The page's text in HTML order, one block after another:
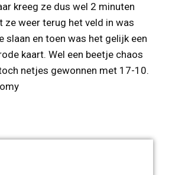
kreeg ze dus wel 2 minuten
ze weer terug het veld in was
slaan en toen was het gelijk een
kaart. Wel een beetje chaos
netjes gewonnen met 17-10.